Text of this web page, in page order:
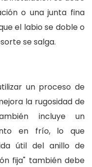
o una junta fina
el labio se doble o
se salga.
un proceso de
la rugosidad de
incluye un
en frío, lo que
útil del anillo de
fija" también debe